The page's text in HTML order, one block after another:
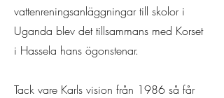
vattenreningsanläggningar till skolor i
Uganda blev det tillsammans med Korset
i Hassela hans ögonstenar.
Tack vare Karls vision från 1986 så får